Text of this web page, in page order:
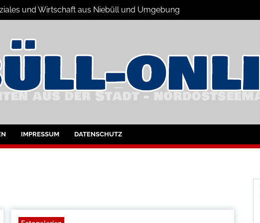
und Wirtschaft aus Niebüll und Umgebung
und Umgebung
IMPRESSUM DATENSCHUTZ